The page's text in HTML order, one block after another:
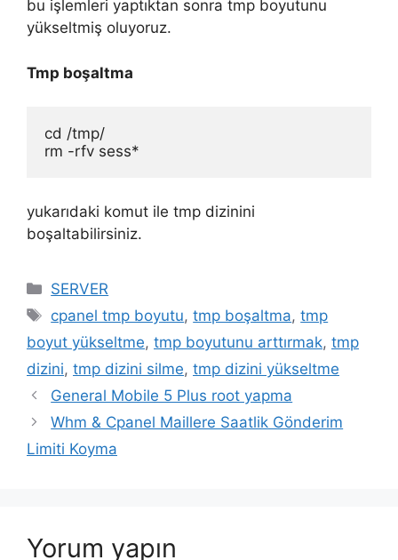
bu işlemleri yaptıktan sonra tmp boyutunu
yükseltmiş oluyoruz.
Tmp boşaltma
cd /tmp/
rm -rfv sess*
yukarıdaki komut ile tmp dizinini
boşaltabilirsiniz.
Kategoriler
SERVER
Etiketler
cpanel tmp boyutu,tmp boşaltma,tmp
boyut yükseltme, tmp boyutunu arttırmak, tmp
dizini, tmp dizini silme, tmp dizini yükseltme
General Mobile 5 Plus root yapma
Whm & Cpanel Maillere Saatlik Gönderim
Limiti Koyma
Yorum yapın